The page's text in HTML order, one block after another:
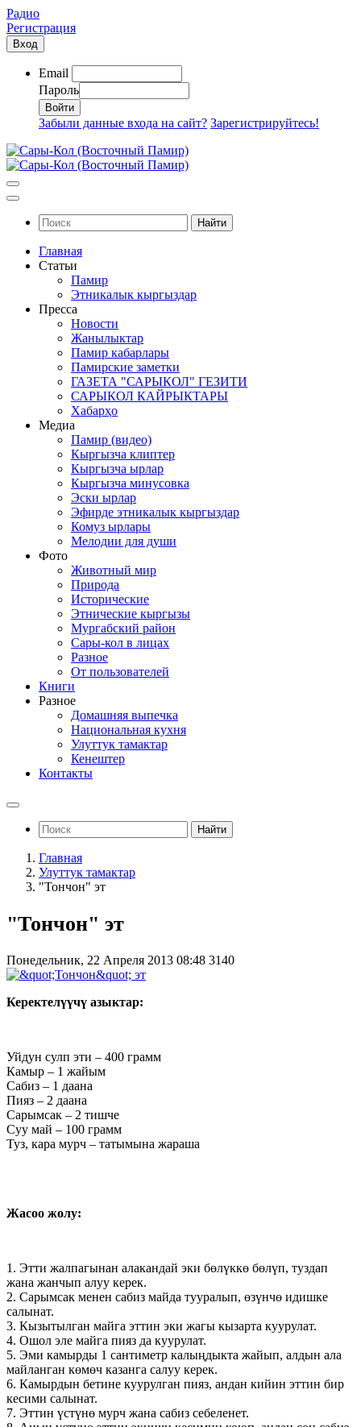
Радио
Регистрация
Вход
Email
Пароль
Забыли данные входа на сайт? Зарегистрируйтесь!
Найти
Главная
Статьи
Памир
Этникалык кыргыздар
Пресса
Новости
Жанылыктар
Памир кабарлары
Памирские заметки
ГАЗЕТА "САРЫКОЛ" ГЕЗИТИ
САРЫКОЛ КАЙРЫКТАРЫ
Хабарҳо
Медиа
Памир (видео)
Кыргызча клиптер
Кыргызча ырлар
Кыргызча минусовка
Эски ырлар
Эфирде этникалык кыргыздар
Комуз ырлары
Мелодии для души
Фото
Животный мир
Природа
Исторические
Этнические кыргызы
Мургабский район
Сары-кол в лицах
Разное
От пользователей
Книги
Разное
Домашняя выпечка
Национальная кухня
Улуттук тамактар
Кенештер
Контакты
Найти
Главная
Улуттук тамактар
"Тончон" эт
"Тончон" эт
Понедельник, 22 Апреля 2013 08:48 3140
Керектелүүчү азыктар:
Уйдун сулп эти – 400 грамм
Камыр – 1 жайым
Сабиз – 1 даана
Пияз – 2 даана
Сарымсак – 2 тишче
Суу май – 100 грамм
Туз, кара мурч – татымына жараша
Жасоо жолу:
1. Этти жалпагынан алакандай эки бөлүккө бөлүп, туздап
жана жанчып алуу керек.
2. Сарымсак менен сабиз майда тууралып, өзүнчө идишке
салынат.
3. Кызытылган майга эттин эки жагы кызарта куурулат.
4. Ошол эле майга пияз да куурулат.
5. Эми камырды 1 сантиметр калыңдыкта жайып, алдын ала
майланган көмөч казанга салуу керек.
6. Камырдын бетине куурулган пияз, андан кийин эттин бир
кесими салынат.
7. Эттин үстүнө мурч жана сабиз себеленет.